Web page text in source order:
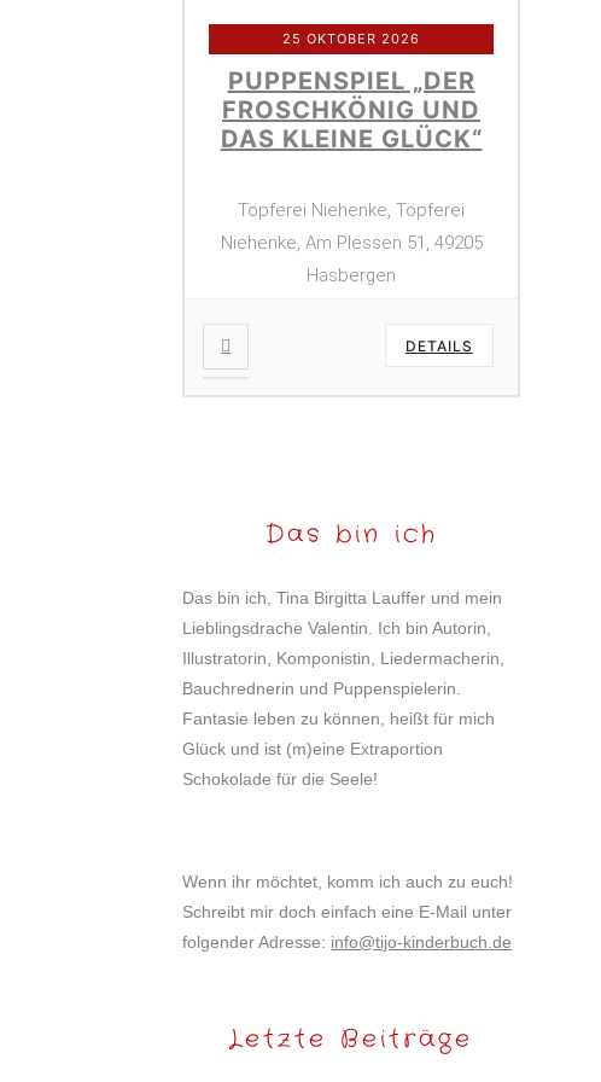
25 OKTOBER 2026
PUPPENSPIEL „DER
FROSCHKÖNIG UND
DAS KLEINE GLÜCK“
Töpferei Niehenke, Töpferei
Niehenke, Am Plessen 51, 49205
Hasbergen
DETAILS
Das bin ich
Das bin ich, Tina Birgitta Lauffer und mein
Lieblingsdrache Valentin. Ich bin Autorin,
Illustratorin, Komponistin, Liedermacherin,
Bauchrednerin und Puppenspielerin.
Fantasie leben zu können, heißt für mich
Glück und ist (m)eine Extraportion
Schokolade für die Seele!
Wenn ihr möchtet, komm ich auch zu euch!
Schreibt mir doch einfach eine E-Mail unter
folgender Adresse: info@tijo-kinderbuch.de
Letzte Beiträge